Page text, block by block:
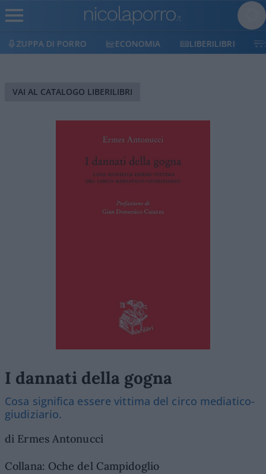
ZUPPA DI PORRO ECONOMIA LIBERILIBRI
VAI AL CATALOGO LIBERILIBRI
I dannati della gogna
Cosa significa essere vittima del circo mediatico-
giudiziario.
di Ermes Antonucci
Collana: Oche del Campidoglio